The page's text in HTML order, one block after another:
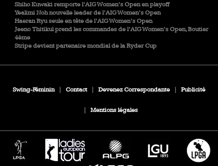
Shiho Kuwaki remporte l’AIG Women’s Open en playoff
Yealimi Noh nouvelle leader de l’AIG Women’s Open
Haeran Ryu seule en tête de l’AIG Women’s Open
Jeeno Thitikul prend les commandes de l’AIG Women’s Open, Boutier
4ème
Stripe devient partenaire mondial de la Ryder Cup
Swing-Féminin | Contact | Devenez Correspondante | Publicité
| Mentions légales